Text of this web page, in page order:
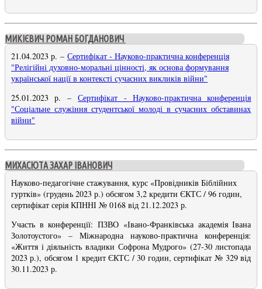
МИКІЄВИЧ РОМАН БОГДАНОВИЧ
21.04.2023 р. – Сертифікат - Науково-практична конференція
"Релігійні духовно-моральні цінності, як основа формування
української нації в контексті сучасних викликів війни"
25.01.2023 р. –Сертифікат - Науково-практична конференція
"Соціальне служіння студентської молоді в сучасних обставинах
війни"
МИХАСЮТА ЗАХАР ІВАНОВИЧ
Науково-педагогічне стажування, курс «Провідників Біблійних
гуртків» (грудень 2023 р.) обсягом 3,2 кредити ЄКТС / 96 годин,
сертифікат серія КПННІ № 0168 від 21.12.2023 р.
Участь в конференції: ПЗВО «Івано-Франківська академія Івана
Золотоустого» – Міжнародна науково-практична конференція:
«Життя і діяльність владики Софрона Мудрого» (27-30 листопада
2023 р.), обсягом 1 кредит ЄКТС / 30 годин, сертифікат № 329 від
30.11.2023 р.